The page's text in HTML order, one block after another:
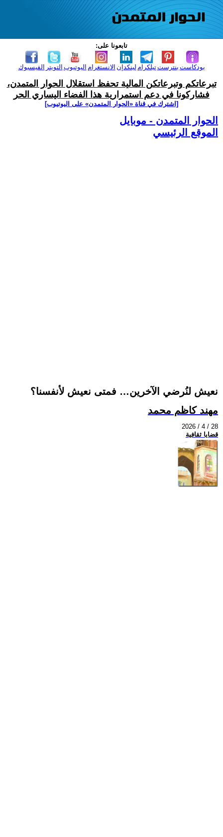
تابعونا على:
الفيسبوك التويتر اليوتيوب الانستغرام لينكدإن تيلكرامبنترست بودكاست
تبرعاتكم وتبرعاتكن المالية تحفظ استقلال الحوار المتمدن،
فشاركونا في دعم استمرارية هذا الفضاء اليساري الحر
[اشترك في قناة ‫«الحوار المتمدن» على اليوتيوب]
الحوار المتمدن - موبايل
الموقع الرئيسي
نعيش لنُرضي الآخرين… فمتى نعيش لأنفسنا؟
مهند كاظم محمد
2026 / 4 / 28
قضايا ثقافية